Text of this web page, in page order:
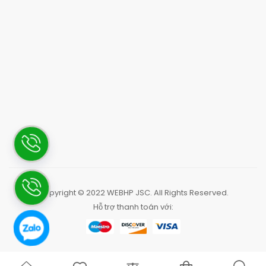
Copyright © 2022WEBHP JSC. All Rights Reserved.
Hỗ trợ thanh toán với: